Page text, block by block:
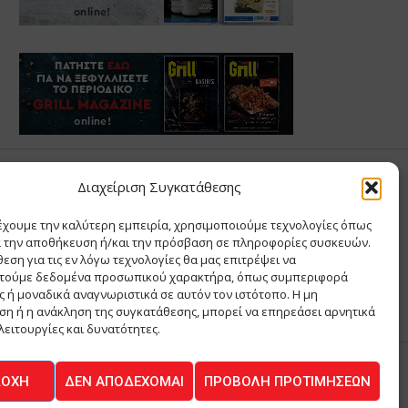
Διαχείριση Συγκατάθεσης
την καλύτερη εμπειρία, χρησιμοποιούμε τεχνολογίες όπως
την αποθήκευση ή/και την πρόσβαση σε πληροφορίες συσκευών.
για τις εν λόγω τεχνολογίες θα μας επιτρέψει να
δεδομένα προσωπικού χαρακτήρα, όπως συμπεριφορά
ή μοναδικά αναγνωριστικά σε αυτόν τον ιστότοπο. Η μη
ή η ανάκληση της συγκατάθεσης, μπορεί να επηρεάσει αρνητικά
και δυνατότητες.
ΔΕΝ ΑΠΟΔΈΧΟΜΑΙ ΠΡΟΒΟΛΉ ΠΡΟΤΙΜΉΣΕΩΝ
Θ ΚΑΙ ΣΙΑ ΜΟΝΟΠΡΟΣΩΠΗ ΙΚΕ